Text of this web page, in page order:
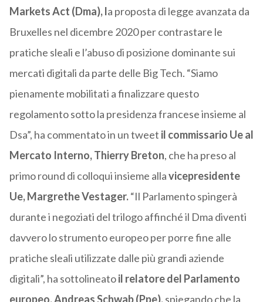
Markets Act (Dma), la proposta di legge avanzata da
Bruxelles nel dicembre 2020 per contrastare le
pratiche sleali e l’abuso di posizione dominante sui
mercati digitali da parte delle Big Tech. “Siamo
pienamente mobilitati a finalizzare questo
regolamento sotto la presidenza francese insieme al
Dsa”, ha commentato in un tweet il commissario Ue al
Mercato Interno, Thierry Breton, che ha preso al
primo round di colloqui insieme allavicepresidente
Ue, Margrethe Vestager.“Il Parlamento spingerà
durante i negoziati del trilogo affinché il Dma diventi
davvero lo strumento europeo per porre fine alle
pratiche sleali utilizzate dalle più grandi aziende
digitali”, ha sottolineatoil relatore del Parlamento
europeo, Andreas Schwab (Ppe), spiegando che la